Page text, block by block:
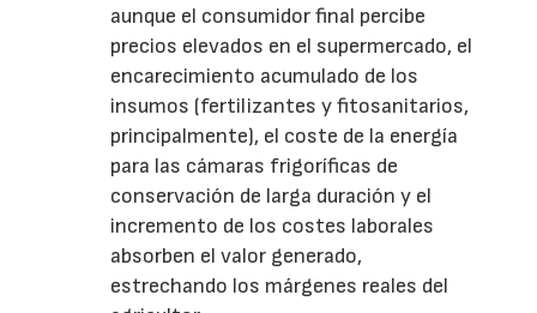
aunque el consumidor final percibe
precios elevados en el supermercado, el
encarecimiento acumulado de los
insumos (fertilizantes y fitosanitarios,
principalmente), el coste de la energía
para las cámaras frigoríficas de
conservación de larga duración y el
incremento de los costes laborales
absorben el valor generado,
estrechando los márgenes reales del